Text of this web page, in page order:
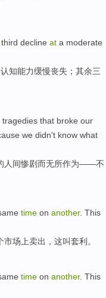
third decline at a moderate
认知能力缓慢丧失； 其余三
tragedies that broke our
we didn't know what
人间惨剧而无所作为——不
time on another. This
市场上卖出 ， 这叫套利 。
time on another. This